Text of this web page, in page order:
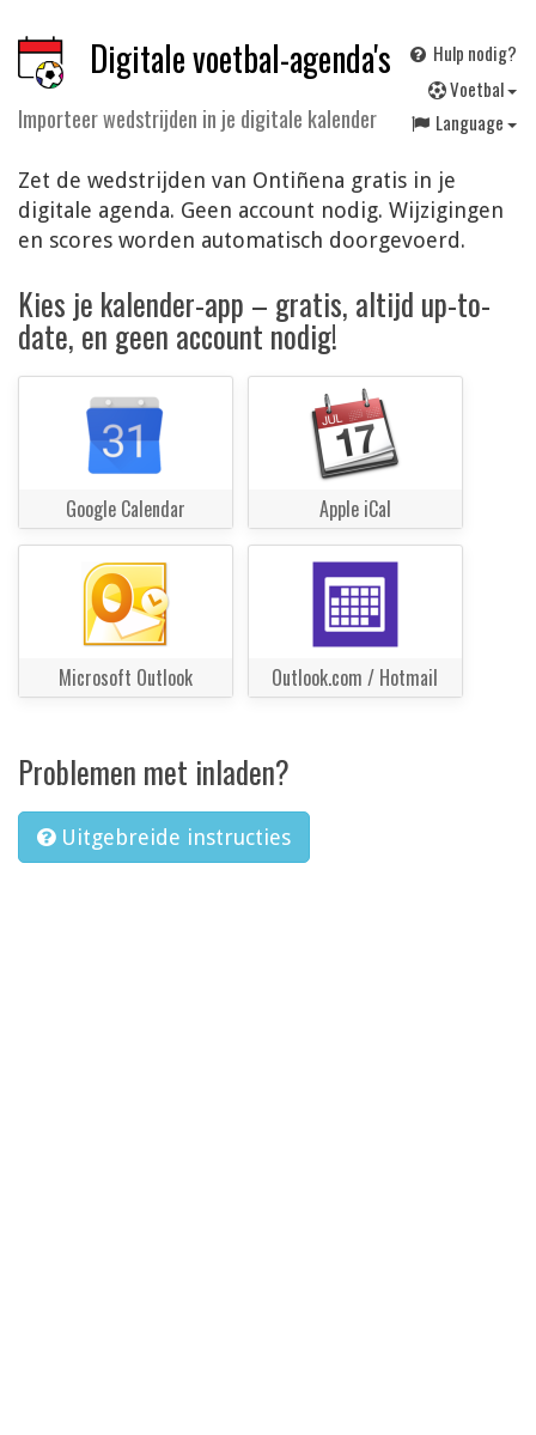
Digitale voetbal-agenda's
Importeer wedstrijden in je digitale kalender
Hulp nodig?
Voetbal
Language
Zet de wedstrijden van Ontiñena gratis in je
digitale agenda. Geen account nodig. Wijzigingen
en scores worden automatisch doorgevoerd.
Kies je kalender-app – gratis, altijd up-to-
date, en geen account nodig!
Google Calendar Apple iCal
Microsoft Outlook Outlook.com / Hotmail
Problemen met inladen?
Uitgebreide instructies